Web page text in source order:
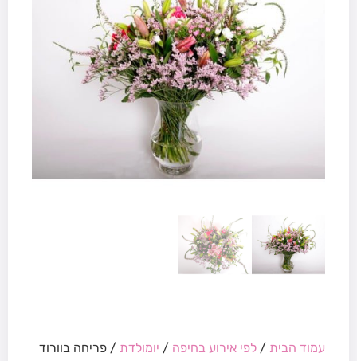
עמוד הבית / לפי אירוע בחיפה / יומולדת / פריחה בוורוד